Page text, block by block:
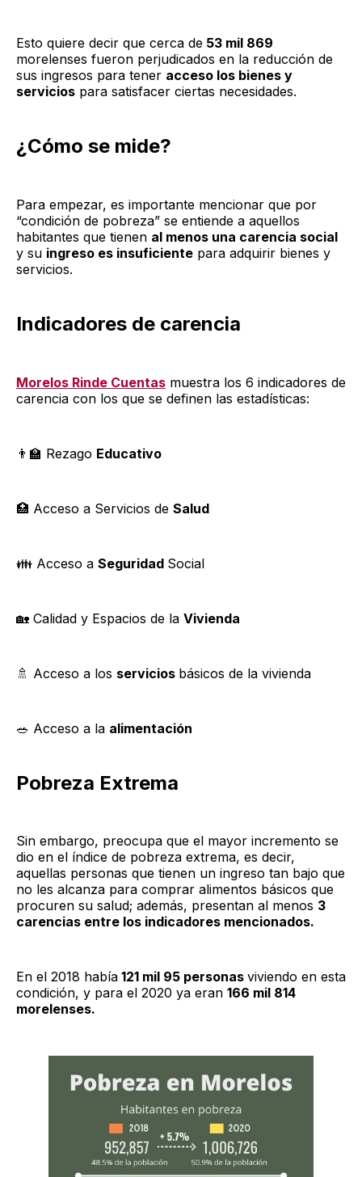
Esto quiere decir que cerca de 53 mil 869
morelenses fueron perjudicados en la reducción de
sus ingresos para tener acceso los bienes y
servicios para satisfacer ciertas necesidades.
¿Cómo se mide?
Para empezar, es importante mencionar que por
“condición de pobreza” se entiende a aquellos
habitantes que tienen al menos una carencia social
y su ingreso es insuficiente para adquirir bienes y
servicios.
Indicadores de carencia
Morelos Rinde Cuentas muestra los 6 indicadores de
carencia con los que se definen las estadísticas:
👨‍🏫️ Rezago Educativo
🏥 Acceso a Servicios de Salud
👪 Acceso a Seguridad Social
🏡 Calidad y Espacios de la Vivienda
🚿 Acceso a los servicios básicos de la vivienda
🥗 Acceso a la alimentación
Pobreza Extrema
Sin embargo, preocupa que el mayor incremento se
dio en el índice de pobreza extrema, es decir,
aquellas personas que tienen un ingreso tan bajo que
no les alcanza para comprar alimentos básicos que
procuren su salud; además, presentan al menos 3
carencias entre los indicadores mencionados.
En el 2018 había 121 mil 95 personas viviendo en esta
condición, y para el 2020 ya eran 166 mil 814
morelenses.